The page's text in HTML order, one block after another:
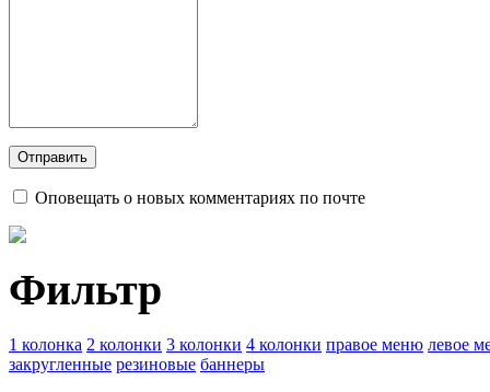
Оповещать о новых комментариях по почте
Фильтр
1 колонка 2 колонки 3 колонки 4 колонки правое меню левое
закругленные резиновые баннеры